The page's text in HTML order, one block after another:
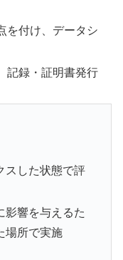
を付け、データシ
記録・証明書発行
スした状態で評
影響を与えるた
場所で実施